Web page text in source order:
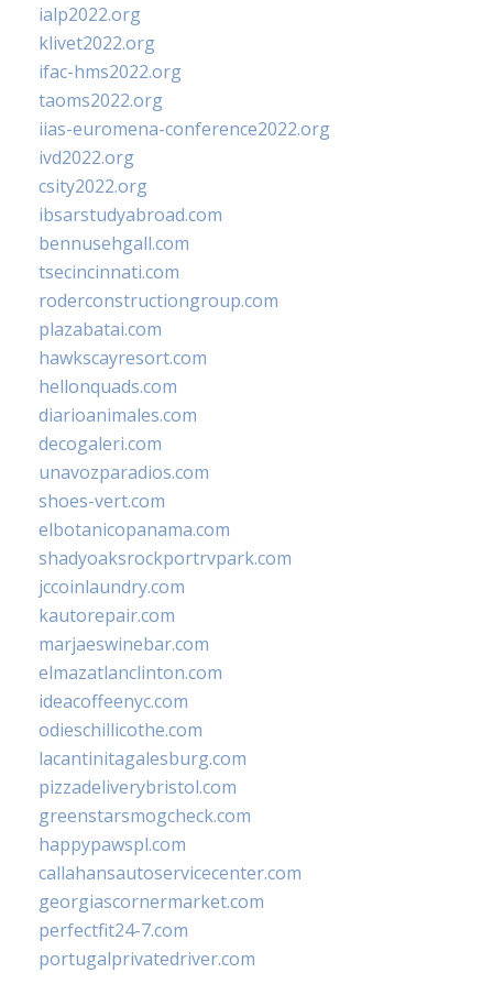
ialp2022.org
klivet2022.org
ifac-hms2022.org
taoms2022.org
iias-euromena-conference2022.org
ivd2022.org
csity2022.org
ibsarstudyabroad.com
bennusehgall.com
tsecincinnati.com
roderconstructiongroup.com
plazabatai.com
hawkscayresort.com
hellonquads.com
diarioanimales.com
decogaleri.com
unavozparadios.com
shoes-vert.com
elbotanicopanama.com
shadyoaksrockportrvpark.com
jccoinlaundry.com
kautorepair.com
marjaeswinebar.com
elmazatlanclinton.com
ideacoffeenyc.com
odieschillicothe.com
lacantinitagalesburg.com
pizzadeliverybristol.com
greenstarsmogcheck.com
happypawspl.com
callahansautoservicecenter.com
georgiascornermarket.com
perfectfit24-7.com
portugalprivatedriver.com